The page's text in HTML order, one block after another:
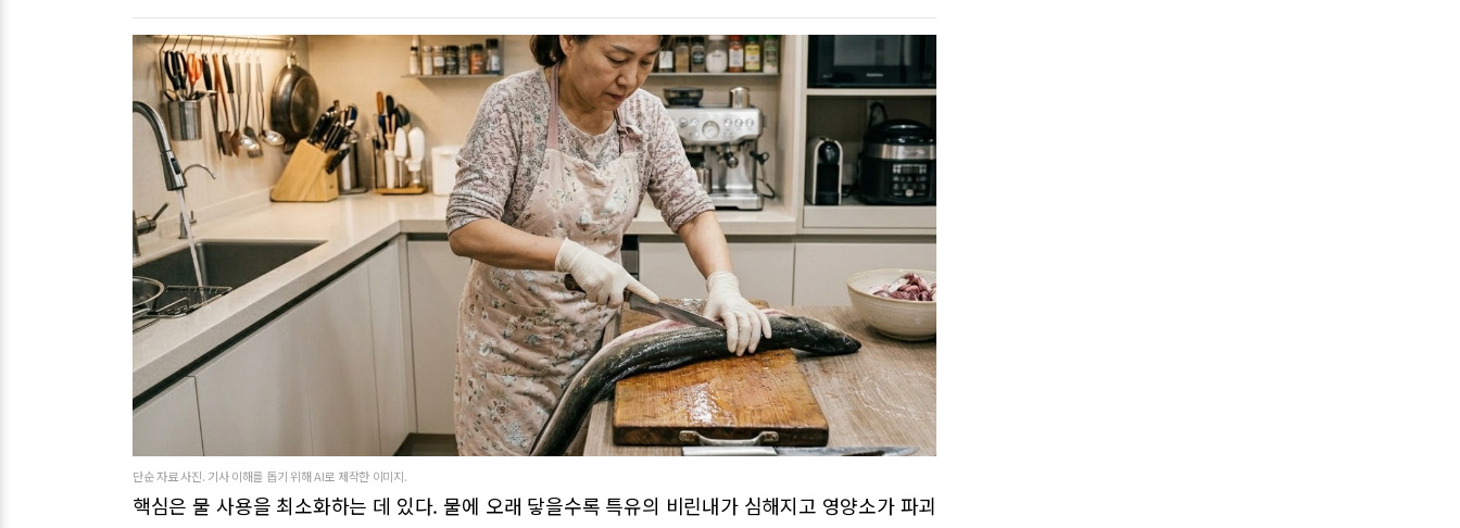
단순 자료 사진. 기사 이해를 돕기 위해 AI로 제작한 이미지.
핵심은 물 사용을 최소화하는 데 있다. 물에 오래 닿을수록 특유의 비린내가 심해지고 영양소가 파괴